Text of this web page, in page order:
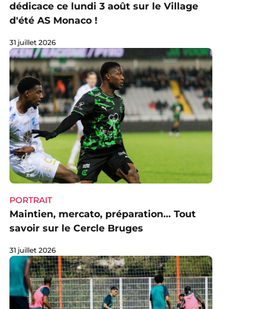
dédicace ce lundi 3 août sur le Village
d'été AS Monaco !
31 juillet 2026
PORTRAIT
Maintien, mercato, préparation… Tout
savoir sur le Cercle Bruges
31 juillet 2026